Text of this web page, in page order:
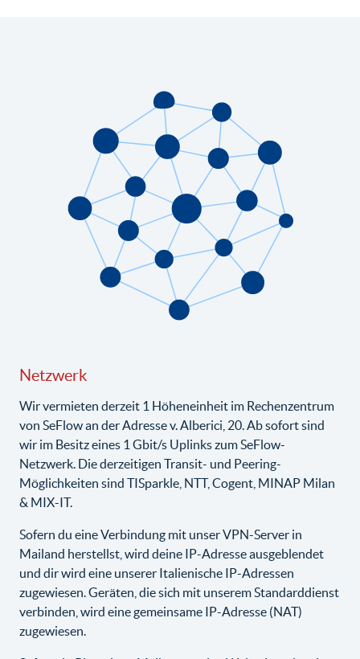
Netzwerk
Wir vermieten derzeit 1 Höheneinheit im Rechenzentrum
von SeFlow an der Adresse v. Alberici, 20. Ab sofort sind
wir im Besitz eines 1 Gbit/s Uplinks zum SeFlow-
Netzwerk. Die derzeitigen Transit- und Peering-
Möglichkeiten sind TISparkle, NTT, Cogent, MINAP Milan
& MIX-IT.
Sofern du eine Verbindung mit unser VPN-Server in
Mailand herstellst, wird deine IP-Adresse ausgeblendet
und dir wird eine unserer Italienische IP-Adressen
zugewiesen. Geräten, die sich mit unserem Standarddienst
verbinden, wird eine gemeinsame IP-Adresse (NAT)
zugewiesen.